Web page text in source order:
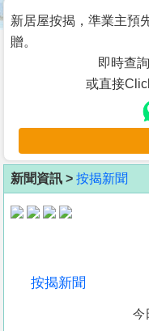
谷
按
客
地
產
新居屋按揭，準業主預
贈。
即時查
或直接
新聞資訊 > 按揭新聞
按揭新聞
今